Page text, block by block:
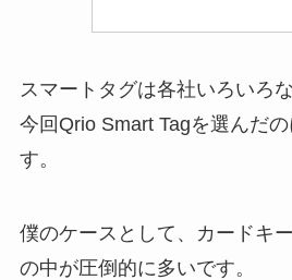
スマートタグは各社いろいろ
今回Qrio Smart Tagを選んだ
す。
僕のケースとして、カードキ
の中が圧倒的に多いです。